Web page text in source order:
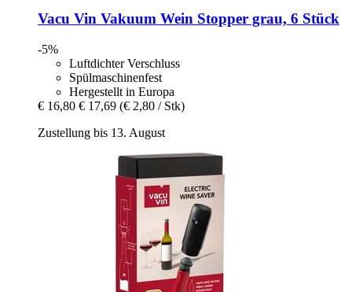
Vacu Vin Vakuum Wein Stopper grau, 6 Stück
-5%
Luftdichter Verschluss
Spülmaschinenfest
Hergestellt in Europa
€ 16,80 € 17,69 (€ 2,80 / Stk)
Zustellung bis 13. August